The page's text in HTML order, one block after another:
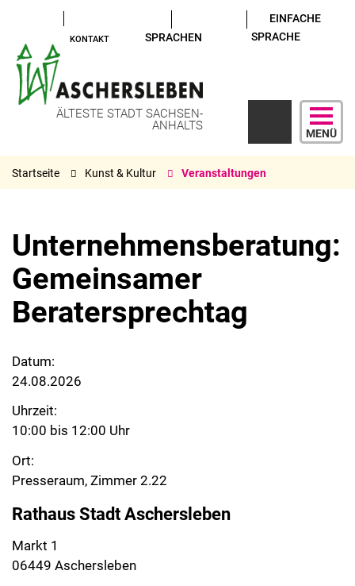
KONTAKT SPRACHEN
EINFACHE
SPRACHE
ÄLTESTE STADT SACHSEN-
ANHALTS
MENÜ
Startseite Kunst & Kultur Veranstaltungen
Unternehmensberatung:
Gemeinsamer
Beratersprechtag
Datum:
24.08.2026
Uhrzeit:
10:00 bis 12:00 Uhr
Ort:
Presseraum, Zimmer 2.22
Rathaus Stadt Aschersleben
Markt 1
06449 Aschersleben